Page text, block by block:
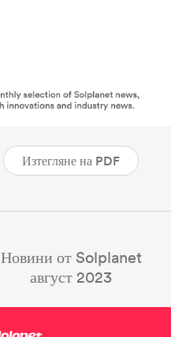
Изтегляне на PDF
Новини от Solplanet
август 2023